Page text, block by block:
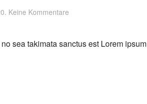
. Keine Kommentarezu
sea takimata sanctus est Lorem ipsum